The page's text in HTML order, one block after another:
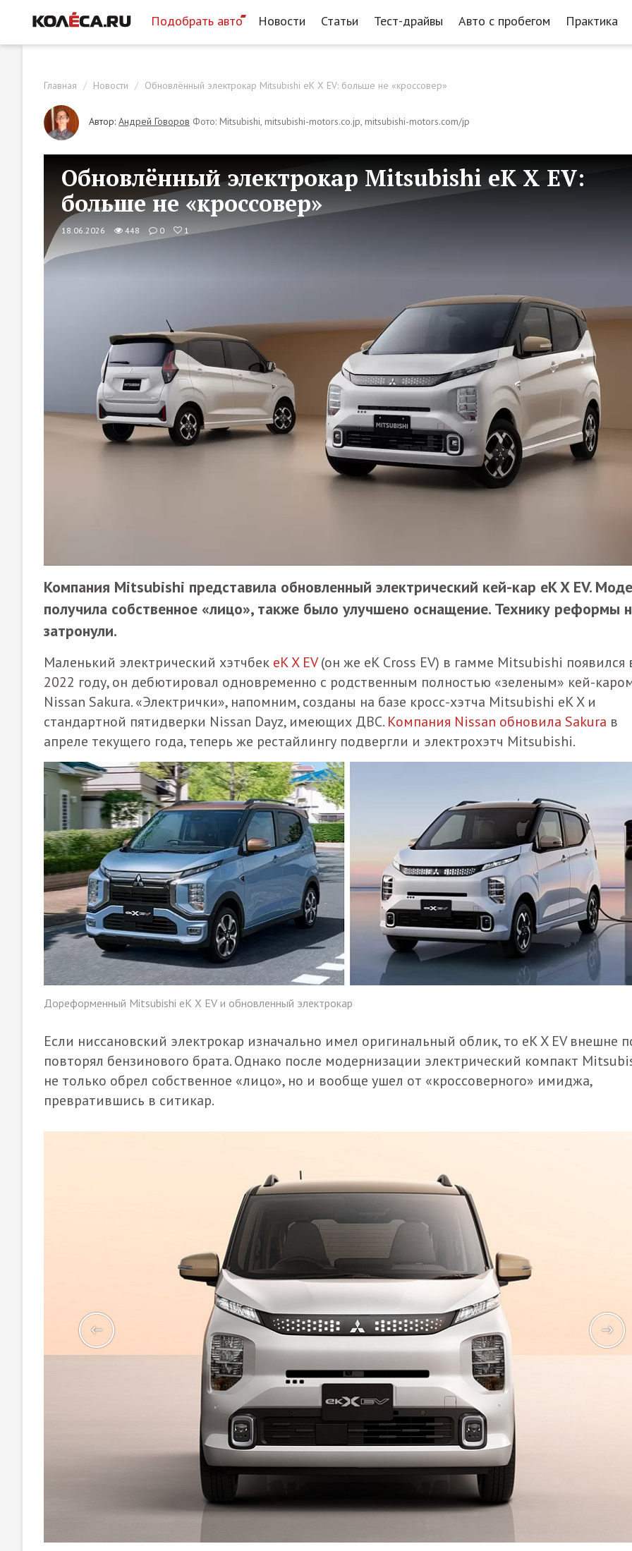
Подобрать авто Новости Статьи Тест-драйвы Авто с пробегом Практика
Главная Новости Обновлённый электрокар Mitsubishi eK X EV: больше не «кроссовер»
Автор: Андрей Говоров Фото: Mitsubishi, mitsubishi-motors.co.jp, mitsubishi-motors.com/jp
Обновлённый электрокар Mitsubishi eK X EV:
больше не «кроссовер»
18.06.2026 448 0 1
Компания Mitsubishi представила обновленный электрический кей-кар eK X EV.
получила собственное «лицо», также было улучшено оснащение. Технику реформы
затронули.
Маленький электрический хэтчбек eK X EV(он же eK Cross EV) в гамме Mitsubishi появился
2022 году, он дебютировал одновременно с родственным полностью «зеленым» кей-
Nissan Sakura. «Электрички», напомним, созданы на базе кросс-хэтча Mitsubishi eK X и
стандартной пятидверки Nissan Dayz, имеющих ДВС. Компания Nissan обновила Sakura в
апреле текущего года, теперь же рестайлингу подвергли и электрохэтч Mitsubishi.
Дореформенный Mitsubishi eK X EV и обновленный электрокар
Если ниссановский электрокар изначально имел оригинальный облик, то eK X EV внешне
повторял бензинового брата. Однако после модернизации электрический компакт
не только обрел собственное «лицо», но и вообще ушел от «кроссоверного» имиджа,
превратившись в ситикар.